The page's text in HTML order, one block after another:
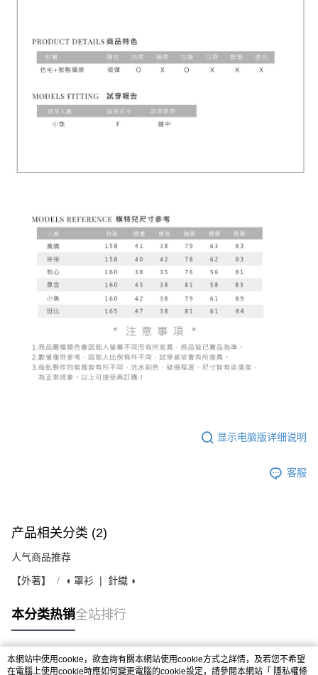
显示电脑版详细说明
客服
产品相关分类 (2)
人气商品推荐
【外著】 ◖ 罩衫 ❘ 針織 ◗
本分类热销全站排行
热门标签
本網站中使用cookie，欲查詢有關本網站使用cookie方式之詳情，及若您不希望
在電腦上使用cookie時應如何變更電腦的cookie設定，請參閱本網站「 隱私權條